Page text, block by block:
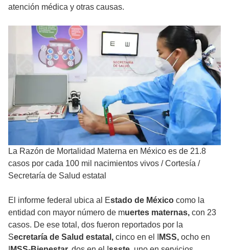
atención médica y otras causas.
La Razón de Mortalidad Materna en México es de 21.8
casos por cada 100 mil nacimientos vivos /Cortesía /
Secretaría de Salud estatal
El informe federal ubica al Estado de México como la
entidad con mayor número de muertes maternas, con 23
casos. De ese total, dos fueron reportados por la
Secretaría de Salud estatal, cinco en el I MSS, ocho en